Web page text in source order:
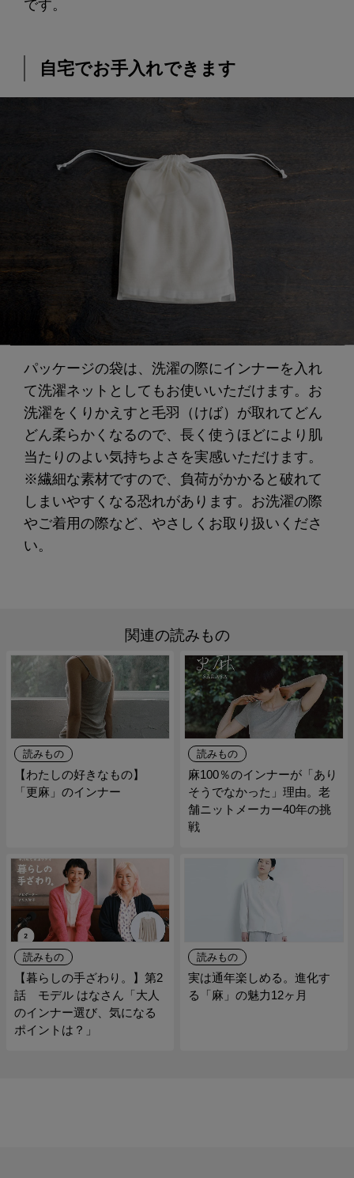
です。
自宅でお手入れできます
パッケージの袋は、洗濯の際にインナーを入れ
て洗濯ネットとしてもお使いいただけます。お
洗濯をくりかえすと毛羽（けば）が取れてどん
どん柔らかくなるので、長く使うほどにより肌
当たりのよい気持ちよさを実感いただけます。
※繊細な素材ですので、負荷がかかると破れて
しまいやすくなる恐れがあります。お洗濯の際
やご着用の際など、やさしくお取り扱いくださ
い。
関連の読みもの
読みもの
【わたしの好きなもの】
「更麻」のインナー
読みもの
麻100％のインナーが「あり
そうでなかった」理由。老
舗ニットメーカー40年の挑
戦
読みもの
【暮らしの手ざわり。】第2
話 モデル はなさん「大人
のインナー選び、気になる
ポイントは？」
読みもの
実は通年楽しめる。進化す
る「麻」の魅力12ヶ月